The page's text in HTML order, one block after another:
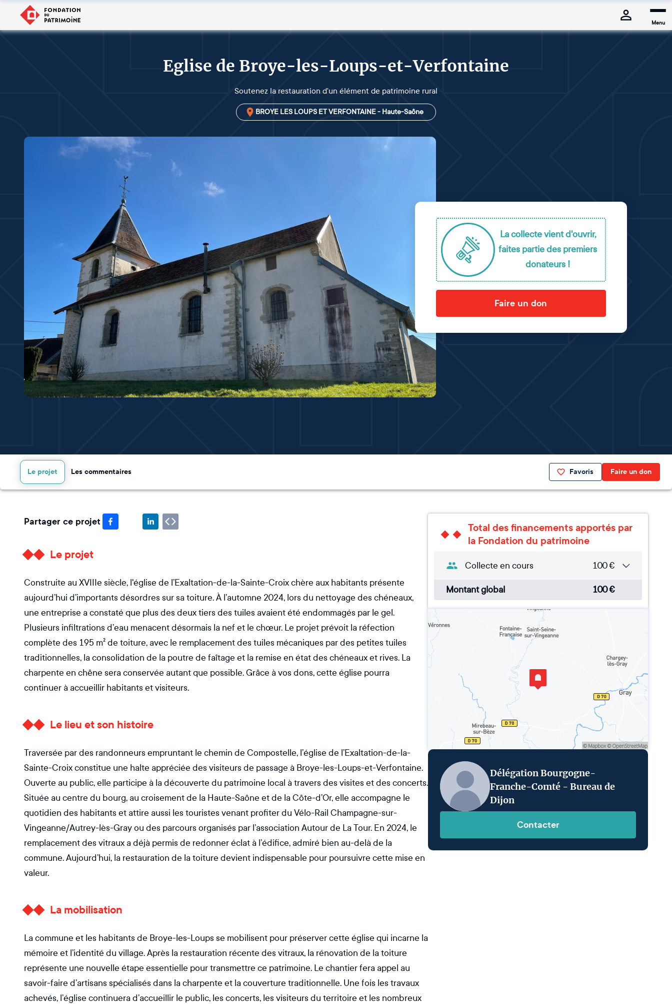
Menu
Eglise de Broye-les-Loups-et-Verfontaine
Soutenez la restauration d'un élément de patrimoine rural
BROYE LES LOUPS ET VERFONTAINE - Haute-Saône
La collecte vient d'ouvrir,
faites partie des premiers
donateurs !
Faire un don
Favoris Faire un don
Le projet Les commentaires
Partager ce projet
Le projet
Construite au XVIIIe siècle, l'église de l’Exaltation-de-la-Sainte-Croix chère aux habitants présente
aujourd’hui d’importants désordres sur sa toiture. À l’automne 2024, lors du nettoyage des chéneaux,
une entreprise a constaté que plus des deux tiers des tuiles avaient été endommagés par le gel.
Plusieurs infiltrations d’eau menacent désormais la nef et le chœur. Le projet prévoit la réfection
complète des 195 m² de toiture, avec le remplacement des tuiles mécaniques par des petites tuiles
traditionnelles, la consolidation de la poutre de faîtage et la remise en état des chéneaux et rives. La
charpente en chêne sera conservée autant que possible. Grâce à vos dons, cette église pourra
continuer à accueillir habitants et visiteurs.
Le lieu et son histoire
Traversée par des randonneurs empruntant le chemin de Compostelle, l’église de l’Exaltation-de-la-
Sainte-Croix constitue une halte appréciée des visiteurs de passage à Broye-les-Loups-et-Verfontaine.
Ouverte au public, elle participe à la découverte du patrimoine local à travers des visites et des concerts.
Située au centre du bourg, au croisement de la Haute-Saône et de la Côte-d’Or, elle accompagne le
quotidien des habitants et attire aussi les touristes venant profiter du Vélo-Rail Champagne-sur-
Vingeanne/Autrey-lès-Gray ou des parcours organisés par l’association Autour de La Tour. En 2024, le
remplacement des vitraux a déjà permis de redonner éclat à l’édifice, admiré bien au-delà de la
commune. Aujourd’hui, la restauration de la toiture devient indispensable pour poursuivre cette mise en
valeur.
La mobilisation
La commune et les habitants de Broye-les-Loups se mobilisent pour préserver cette église qui incarne la
mémoire et l’identité du village. Après la restauration récente des vitraux, la rénovation de la toiture
représente une nouvelle étape essentielle pour transmettre ce patrimoine. Le chantier fera appel au
savoir-faire d’artisans spécialisés dans la charpente et la couverture traditionnelle. Une fois les travaux
achevés, l’église continuera d’accueillir le public, les concerts, les visiteurs du territoire et les nombreux
Total des financements apportés par
la Fondation du patrimoine
Collecte en cours 100€
Montant global 100€
Délégation Bourgogne-
Franche-Comté - Bureau de
Dijon
Contacter